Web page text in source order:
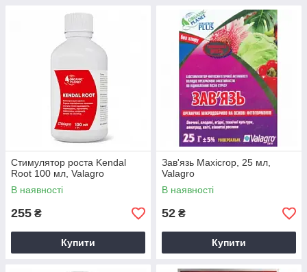
Стимулятор роста Kendal
Root 100 мл, Valagro
В наявності
255 ₴
Купити
Зав'язь Maxicrop, 25 мл,
Valagro
В наявності
52 ₴
Купити